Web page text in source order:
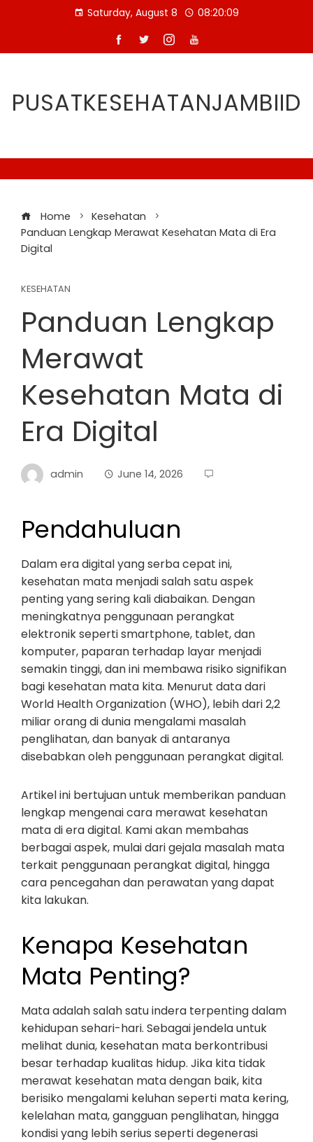
Saturday, August 8 08:20:10
PUSATKESEHATANJAMBIID
Home
Kesehatan
Panduan Lengkap Merawat Kesehatan Mata di Era
Digital
KESEHATAN
Panduan Lengkap
Merawat
Kesehatan Mata di
Era Digital
admin June 14, 2026
Pendahuluan
Dalam era digital yang serba cepat ini,
kesehatan mata menjadi salah satu aspek
penting yang sering kali diabaikan. Dengan
meningkatnya penggunaan perangkat
elektronik seperti smartphone, tablet, dan
komputer, paparan terhadap layar menjadi
semakin tinggi, dan ini membawa risiko signifikan
bagi kesehatan mata kita. Menurut data dari
World Health Organization (WHO), lebih dari 2,2
miliar orang di dunia mengalami masalah
penglihatan, dan banyak di antaranya
disebabkan oleh penggunaan perangkat digital.
Artikel ini bertujuan untuk memberikan panduan
lengkap mengenai cara merawat kesehatan
mata di era digital. Kami akan membahas
berbagai aspek, mulai dari gejala masalah mata
terkait penggunaan perangkat digital, hingga
cara pencegahan dan perawatan yang dapat
kita lakukan.
Kenapa Kesehatan
Mata Penting?
Mata adalah salah satu indera terpenting dalam
kehidupan sehari-hari. Sebagai jendela untuk
melihat dunia, kesehatan mata berkontribusi
besar terhadap kualitas hidup. Jika kita tidak
merawat kesehatan mata dengan baik, kita
berisiko mengalami keluhan seperti mata kering,
kelelahan mata, gangguan penglihatan, hingga
kondisi yang lebih serius seperti degenerasi